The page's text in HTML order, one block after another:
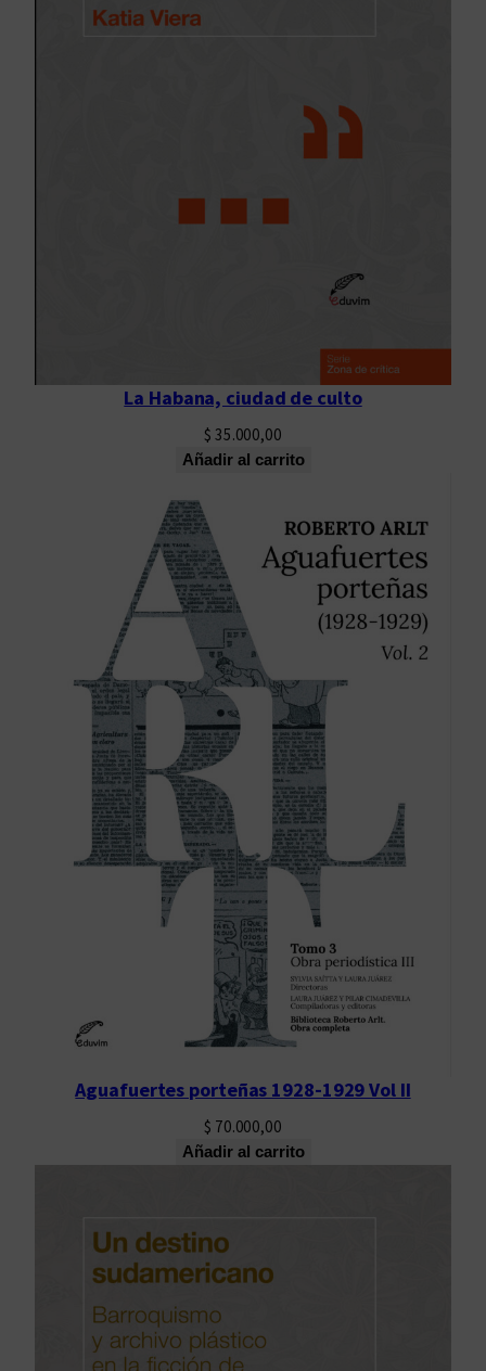
La Habana, ciudad de culto
$ 35.000,00
Añadir al carrito
Aguafuertes porteñas 1928-1929 Vol II
$ 70.000,00
Añadir al carrito